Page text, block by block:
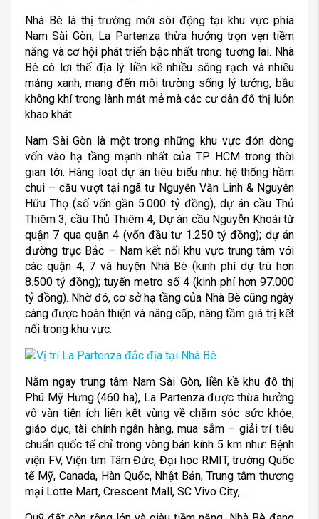
Nhà Bè là thị trường mới sôi động tại khu vực phía
Nam Sài Gòn, La Partenza thừa hưởng trọn vẹn tiềm
năng và cơ hội phát triển bậc nhất trong tương lai. Nhà
Bè có lợi thế địa lý liền kề nhiều sông rạch và nhiều
mảng xanh, mang đến môi trường sống lý tưởng, bầu
không khí trong lành mát mẻ mà các cư dân đô thị luôn
khao khát.
Nam Sài Gòn là một trong những khu vực đón dòng
vốn vào hạ tầng mạnh nhất của TP. HCM trong thời
gian tới. Hàng loạt dự án tiêu biểu như: hệ thống hầm
chui – cầu vượt tại ngã tư Nguyễn Văn Linh & Nguyễn
Hữu Thọ (số vốn gần 5.000 tỷ đồng), dự án cầu Thủ
Thiêm 3, cầu Thủ Thiêm 4, Dự án cầu Nguyễn Khoái từ
quận 7 qua quận 4 (vốn đầu tư 1.250 tỷ đồng); dự án
đường trục Bắc – Nam kết nối khu vực trung tâm với
các quận 4, 7 và huyện Nhà Bè (kinh phí dự trù hơn
8.500 tỷ đồng); tuyến metro số 4 (kinh phí hơn 97.000
tỷ đồng). Nhờ đó, cơ sở hạ tầng của Nhà Bè cũng ngày
càng được hoàn thiện và nâng cấp, nâng tầm giá trị kết
nối trong khu vực.
Nằm ngay trung tâm Nam Sài Gòn, liền kề khu đô thị
Phú Mỹ Hưng (460 ha), La Partenza được thừa hưởng
vô vàn tiện ích liên kết vùng về chăm sóc sức khỏe,
giáo dục, tài chính ngân hàng, mua sắm – giải trí tiêu
chuẩn quốc tế chỉ trong vòng bán kính 5 km như: Bệnh
viện FV, Viện tim Tâm Đức, Đại học RMIT, trường Quốc
tế Mỹ, Canada, Hàn Quốc, Nhật Bản, Trung tâm thương
mại Lotte Mart, Crescent Mall, SC Vivo City,…